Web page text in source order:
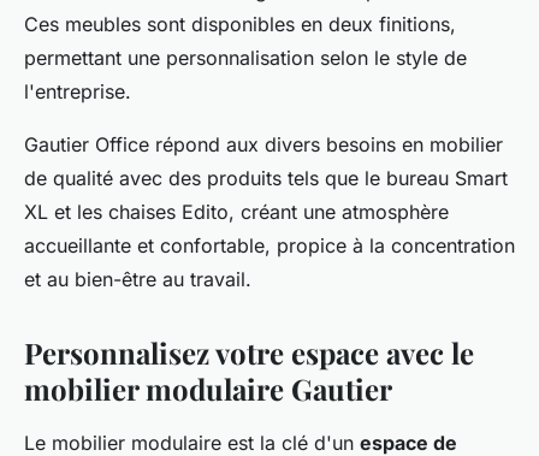
Ces meubles sont disponibles en deux finitions,
permettant une personnalisation selon le style de
l'entreprise.
Gautier Office répond aux divers besoins en mobilier
de qualité avec des produits tels que le bureau Smart
XL et les chaises Edito, créant une atmosphère
accueillante et confortable, propice à la concentration
et au bien-être au travail.
Personnalisez votre espace avec le
mobilier modulaire Gautier
Le mobilier modulaire est la clé d'un espace de